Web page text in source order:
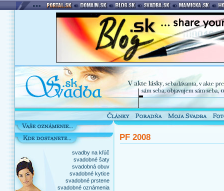
svadby na kľúč
svadobné šaty
svadobná obuv
svadobné kytice
svadobné prstene
svadobné oznámenia
PF 2008